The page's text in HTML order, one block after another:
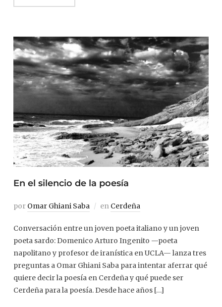
En el silencio de la poesía
por Omar Ghiani Saba en Cerdeña
Conversación entre un joven poeta italiano y un joven
poeta sardo: Domenico Arturo Ingenito —poeta
napolitano y profesor de iranística en UCLA— lanza tres
preguntas a Omar Ghiani Saba para intentar aferrar qué
quiere decir la poesía en Cerdeña y qué puede ser
Cerdeña para la poesía. Desde hace años […]